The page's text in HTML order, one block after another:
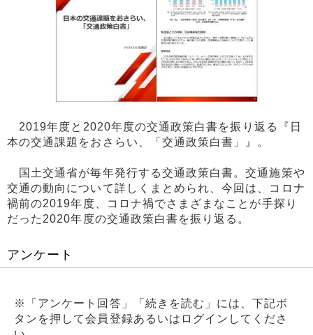
2019年度と2020年度の交通政策白書を振り返る『日
本の交通課題をおさらい、「交通政策白書」』。
国土交通省が毎年発行する交通政策白書。交通施策や
交通の動向について詳しくまとめられ、今回は、コロナ
禍前の2019年度、コロナ禍でさまざまなことが手探り
だった2020年度の交通政策白書を振り返る。
アンケート
※「アンケート回答」「続きを読む」には、下記ボ
タンを押して会員登録あるいはログインしてくださ